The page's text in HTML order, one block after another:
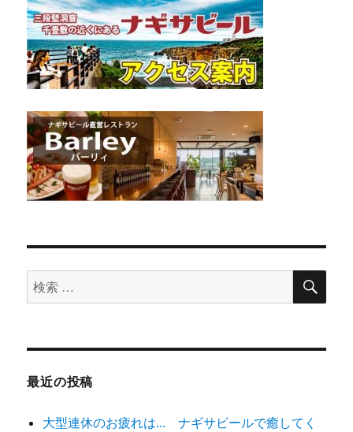
検
索
象:
検
最近の投稿
大型連休のお疲れは… ナギサビールで癒してく